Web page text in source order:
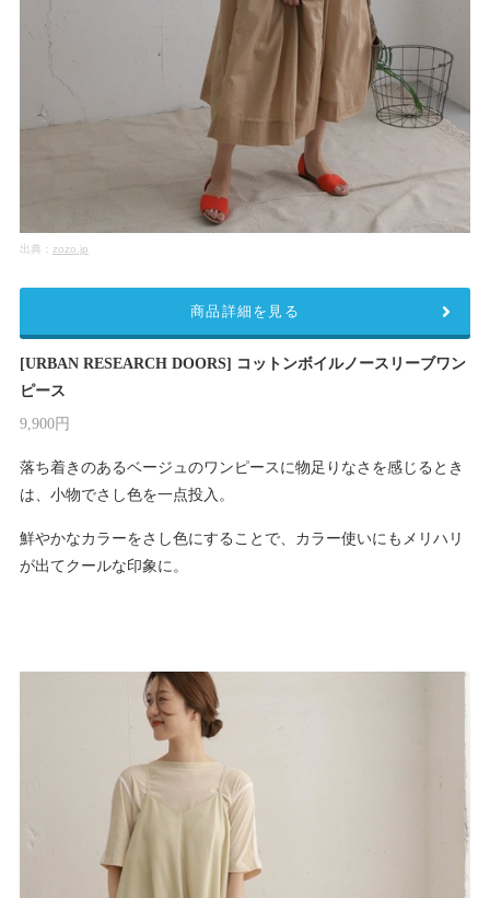
出典： zozo.jp
[URBAN RESEARCH DOORS] コットンボイルノースリーブワン
ピース
9,900円
落ち着きのあるベージュのワンピースに物足りなさを感じるとき
は、小物でさし色を一点投入。
鮮やかなカラーをさし色にすることで、カラー使いにもメリハリ
が出てクールな印象に。
商品詳細を見る